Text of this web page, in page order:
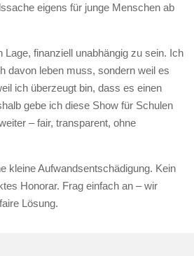
eigens für junge Menschen ab
Lage, finanziell unabhängig zu sein. Ich
davon leben muss, sondern weil es
ich überzeugt bin, dass es einen
gebe ich diese Show für Schulen
– fair, transparent, ohne
kleine Aufwandsentschädigung. Kein
Honorar. Frag einfach an – wir
Lösung.